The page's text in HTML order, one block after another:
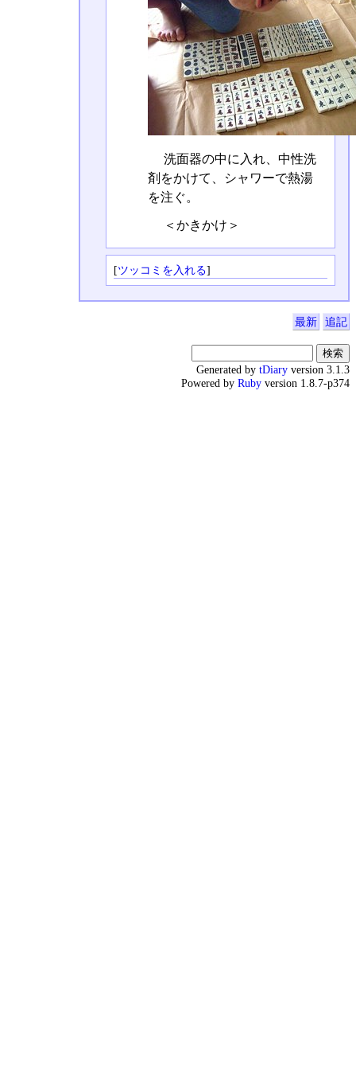
洗面器の中に入れ、中性洗
剤をかけて、シャワーで熱湯
を注ぐ。
＜かきかけ＞
[ツッコミを入れる]
最新 追記
Generated by tDiary version 3.1.3
Powered by Ruby version 1.8.7-p374